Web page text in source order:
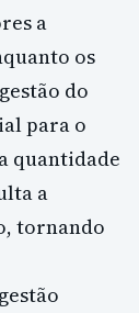
a
os
do
para o
quantidade
a
tornando